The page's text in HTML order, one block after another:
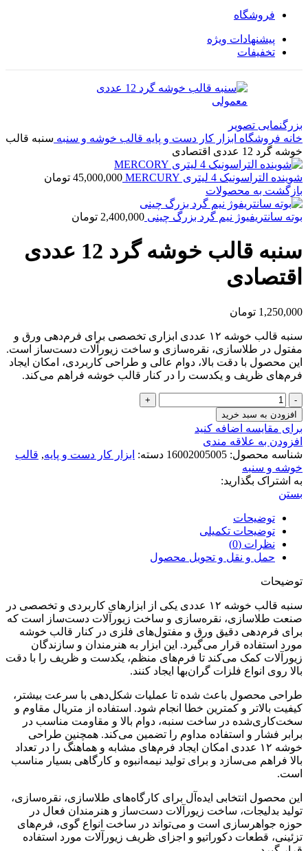
فروشگاه
پیشنهادات ویژه
تخفیفات
بزرگنمایی تصویر
خانه فروشگاه ابزار کار دست و پایه قالب خوشه و سنبه سنبه قالب
خوشه گرد 12 عددی اقتصادی
شوینده التراسونیک 4 لیتری MERCURY 45,000,000 تومان
بازگشت به محصولات
بوته سانتریفیوژ نیم گرد بزرگ چینی 2,400,000 تومان
سنبه قالب خوشه گرد 12 عددی
اقتصادی
1,250,000 تومان
سنبه قالب خوشه ۱۲ عددی ابزاری تخصصی برای فرم‌دهی ورق و
مفتول در طلاسازی، نقره‌سازی و ساخت زیورآلات دست‌ساز است.
این محصول با دقت بالا، دوام عالی و طراحی کاربردی، امکان ایجاد
فرم‌های ظریف و یکدست را در کنار قالب خوشه فراهم می‌کند.
سنبه
قالب
خوشه
گرد
12
عددی
اقتصادی
عدد
افزودن به سبد خرید
برای مقایسه اضافه کنید
افزودن به علاقه مندی
شناسه محصول: 16002005005 دسته: ابزار کار دست و پایه, قالب
خوشه و سنبه
به اشتراک بگذارید:
بستن
توضیحات
توضیحات تکمیلی
نظرات (0)
حمل و نقل و تحویل محصول
توضیحات
سنبه قالب خوشه ۱۲ عددی یکی از ابزارهای کاربردی و تخصصی در
صنعت طلاسازی، نقره‌سازی و ساخت زیورآلات دست‌ساز است که
برای فرم‌دهی دقیق ورق و مفتول‌های فلزی در کنار قالب خوشه
مورد استفاده قرار می‌گیرد. این ابزار به هنرمندان و سازندگان
زیورآلات کمک می‌کند تا فرم‌های منظم، یکدست و ظریف را با دقت
بالا روی انواع فلزات گران‌بها ایجاد کنند.
طراحی محصول باعث شده تا عملیات شکل‌دهی با سرعت بیشتر،
کیفیت بالاتر و کمترین خطا انجام شود. استفاده از متریال مقاوم و
سخت‌کاری‌شده در ساخت سنبه، دوام بالا و مقاومت مناسب در
برابر فشار و استفاده مداوم را تضمین می‌کند. همچنین طراحی
خوشه ۱۲ عددی امکان ایجاد فرم‌های مشابه و هماهنگ را در تعداد
بالا فراهم می‌سازد و برای تولید نیمه‌انبوه و کارگاهی بسیار مناسب
است.
این محصول انتخابی ایده‌آل برای کارگاه‌های طلاسازی، نقره‌سازی،
تولید بدلیجات، ساخت زیورآلات دست‌ساز و هنرمندان فعال در
حوزه جواهرسازی است و می‌تواند در ساخت انواع گوی، فرم‌های
تزئینی، قطعات دکوراتیو و اجزای ظریف زیورآلات مورد استفاده